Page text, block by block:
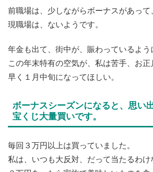
前職場は、少しながらボーナスがあって
現職場は、ないようです。
年金も出て、街中が、賑わっているよう
この年末特有の空気が、私は苦手、お正
早く１月中旬になってほしい。
ボーナスシーズンになると、思い
宝くじ大量買いです。
毎回３万円以上は買っていました。
私は、いつも大反対、だって当たるわけ